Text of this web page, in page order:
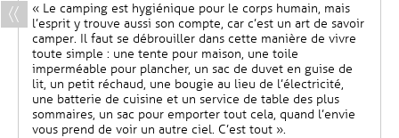
« Le camping est hygiénique pour le corps humain, mais
l’esprit y trouve aussi son compte, car c’est un art de savoir
camper. Il faut se débrouiller dans cette manière de vivre
toute simple : une tente pour maison, une toile
imperméable pour plancher, un sac de duvet en guise de
lit, un petit réchaud, une bougie au lieu de l’électricité,
une batterie de cuisine et un service de table des plus
sommaires, un sac pour emporter tout cela, quand l’envie
vous prend de voir un autre ciel. C’est tout ».